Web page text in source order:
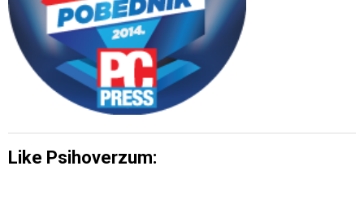
Like Psihoverzum: